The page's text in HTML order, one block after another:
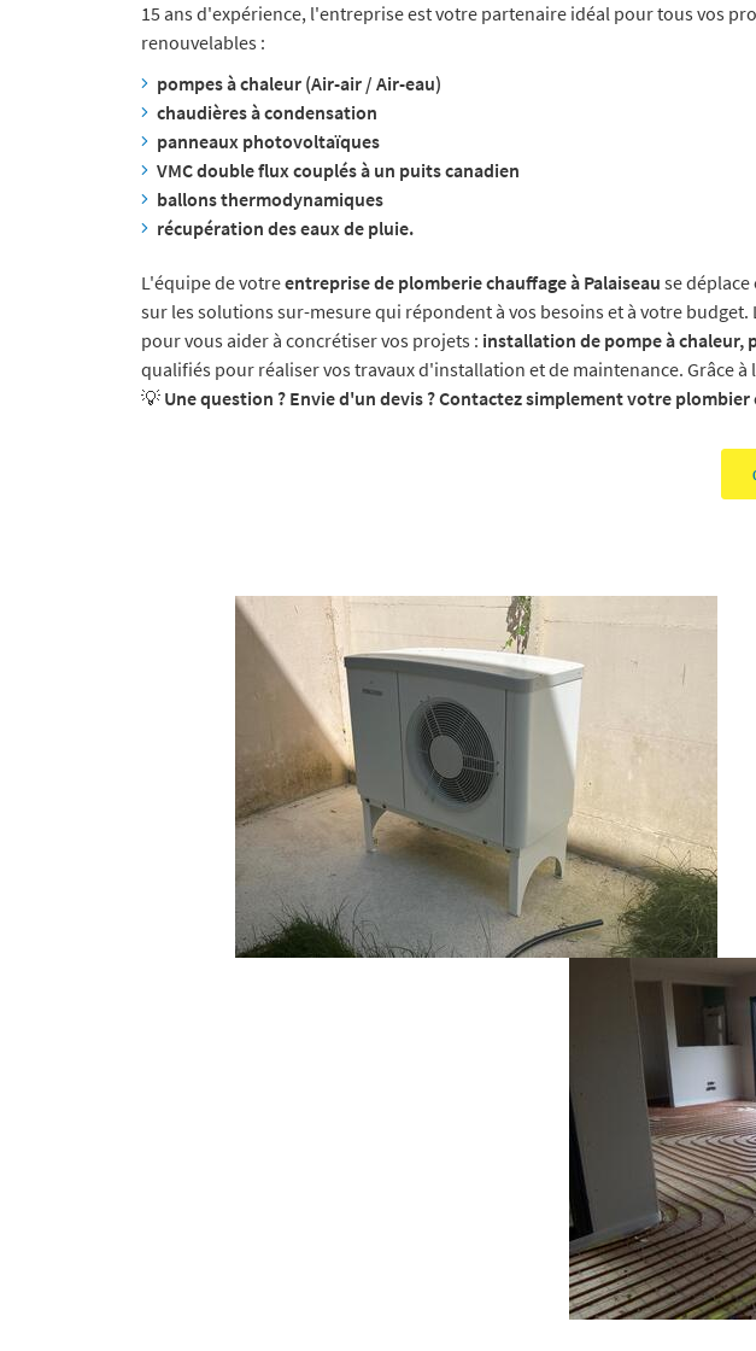
15 ans d'expérience, l'entreprise est votre partenaire idéal pour tous vos
renouvelables :
pompes à chaleur (Air-air / Air-eau)
chaudières à condensation
panneaux photovoltaïques
VMC double flux couplés à un puits canadien
ballons thermodynamiques
récupération des eaux de pluie.
L'équipe de votreentreprise de plomberie chauffage à Palaiseau se
sur les solutions sur-mesure qui répondent à vos besoins et à votre
pour vous aider à concrétiser vos projets : installation de pompe à chaleur,
qualifiés pour réaliser vos travaux d'installation et de maintenance. Grâce
💡 Une question ? Envie d'un devis ? Contactez simplement votre